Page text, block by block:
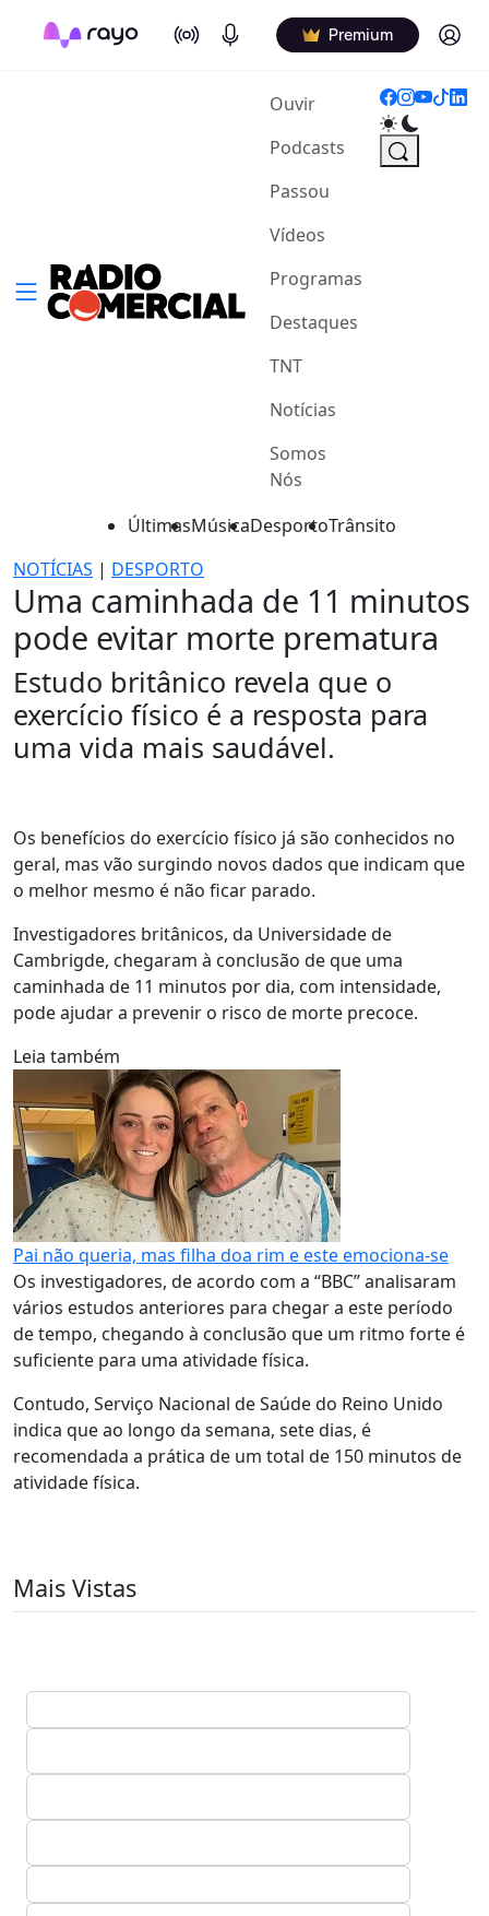
On Air Podcasts Premium Log in
Ouvir(current)
Podcasts
Passou
Vídeos
Programas
Destaques
TNT
Notícias
Somos
Nós
ÚltimasMúsicaDesportoTrânsito
NOTÍCIAS | DESPORTO
Uma caminhada de 11 minutos
pode evitar morte prematura
Estudo britânico revela que o
exercício físico é a resposta para
uma vida mais saudável.
Os benefícios do exercício físico já são conhecidos no
geral, mas vão surgindo novos dados que indicam que
o melhor mesmo é não ficar parado.
Investigadores britânicos, da Universidade de
Cambrigde, chegaram à conclusão de que uma
caminhada de 11 minutos por dia, com intensidade,
pode ajudar a prevenir o risco de morte precoce.
Leia também
Pai não queria, mas filha doa rim e este emociona-se
Os investigadores, de acordo com a “BBC” analisaram
vários estudos anteriores para chegar a este período
de tempo, chegando à conclusão que um ritmo forte é
suficiente para uma atividade física.
Contudo, Serviço Nacional de Saúde do Reino Unido
indica que ao longo da semana, sete dias, é
recomendada a prática de um total de 150 minutos de
atividade física.
Mais Vistas